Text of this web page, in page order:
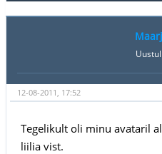
12-08-2011, 17:52
Tegelikult oli minu avataril
liilia vist.